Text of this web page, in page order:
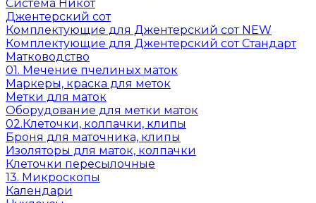
Система Никот
Джентерский сот
Комплектующие для Джентерский сот NEW
Комплектующие для Джентерский сот Стандарт
Матководство
01. Мечение пчелиных маток
Маркеры, краска для меток
Метки для маток
Оборудование для метки маток
02.Клеточки, колпачки, клипы
Броня для маточника, клипы
Изоляторы для маток, колпачки
Клеточки пересылочные
13. Микроскопы
Календари